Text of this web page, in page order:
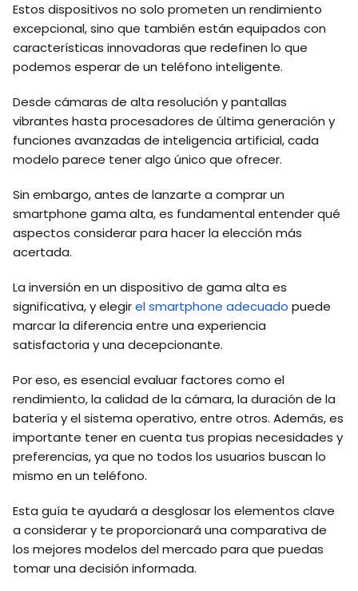
Estos dispositivos no solo prometen un rendimiento
excepcional, sino que también están equipados con
características innovadoras que redefinen lo que
podemos esperar de un teléfono inteligente.
Desde cámaras de alta resolución y pantallas
vibrantes hasta procesadores de última generación y
funciones avanzadas de inteligencia artificial, cada
modelo parece tener algo único que ofrecer.
Sin embargo, antes de lanzarte a comprar un
smartphone gama alta, es fundamental entender qué
aspectos considerar para hacer la elección más
acertada.
La inversión en un dispositivo de gama alta es
significativa, y elegirel smartphone adecuado puede
marcar la diferencia entre una experiencia
satisfactoria y una decepcionante.
Por eso, es esencial evaluar factores como el
rendimiento, la calidad de la cámara, la duración de la
batería y el sistema operativo, entre otros. Además, es
importante tener en cuenta tus propias necesidades y
preferencias, ya que no todos los usuarios buscan lo
mismo en un teléfono.
Esta guía te ayudará a desglosar los elementos clave
a considerar y te proporcionará una comparativa de
los mejores modelos del mercado para que puedas
tomar una decisión informada.